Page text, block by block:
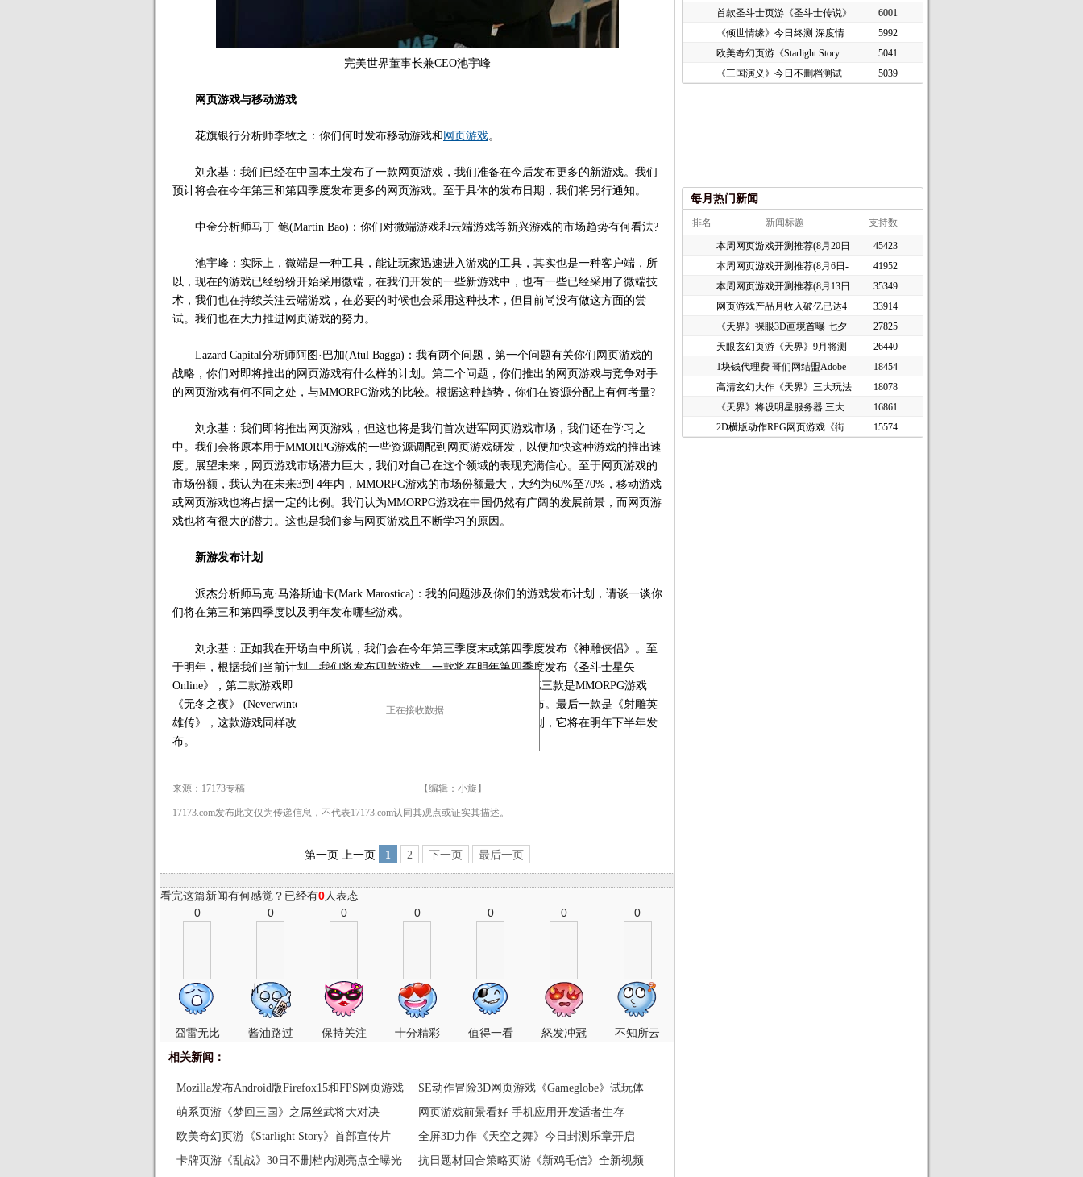
完美世界董事长兼CEO池宇峰
网页游戏与移动游戏
花旗银行分析师李牧之：你们何时发布移动游戏和 网页游戏。
刘永基：我们已经在中国本土发布了一款网页游戏，我们准备在今后发布更多的新游戏。我们
预计将会在今年第三和第四季度发布更多的网页游戏。至于具体的发布日期，我们将另行通知。
中金分析师马丁·鲍(Martin Bao)：你们对微端游戏和云端游戏等新兴游戏的市场趋势有何看法?
池宇峰：实际上，微端是一种工具，能让玩家迅速进入游戏的工具，其实也是一种客户端，所
以，现在的游戏已经纷纷开始采用微端，在我们开发的一些新游戏中，也有一些已经采用了微端技
术，我们也在持续关注云端游戏，在必要的时候也会采用这种技术，但目前尚没有做这方面的尝
试。我们也在大力推进网页游戏的努力。
Lazard Capital分析师阿图·巴加(Atul Bagga)：我有两个问题，第一个问题有关你们网页游戏的
战略，你们对即将推出的网页游戏有什么样的计划。第二个问题，你们推出的网页游戏与竞争对手
的网页游戏有何不同之处，与MMORPG游戏的比较。根据这种趋势，你们在资源分配上有何考量?
刘永基：我们即将推出网页游戏，但这也将是我们首次进军网页游戏市场，我们还在学习之
中。我们会将原本用于MMORPG游戏的一些资源调配到网页游戏研发，以便加快这种游戏的推出速
度。展望未来，网页游戏市场潜力巨大，我们对自己在这个领域的表现充满信心。至于网页游戏的
市场份额，我认为在未来3到 4年内，MMORPG游戏的市场份额最大，大约为60%至70%，移动游戏
或网页游戏也将占据一定的比例。我们认为MMORPG游戏在中国仍然有广阔的发展前景，而网页游
戏也将有很大的潜力。这也是我们参与网页游戏且不断学习的原因。
新游发布计划
派杰分析师马克·马洛斯迪卡(Mark Marostica)：我的问题涉及你们的游戏发布计划，请谈一谈你
们将在第三和第四季度以及明年发布哪些游戏。
刘永基：正如我在开场白中所说，我们会在今年第三季度末或第四季度发布《神雕侠侣》。至
于明年，根据我们当前计划，我们将发布四款游戏。一款将在明年第四季度发布《圣斗士星矢
Online》，第二款游戏即《笑傲江湖》，将在明年第三或第四季度发布。第三款是MMORPG游戏
《无冬之夜》 (Neverwinter)，我们将在明年第二季度发布，首先在美国发布。最后一款是《射雕英
雄传》，这款游戏同样改编自金庸经典武侠巨著之一，根据我们现在的计划，它将在明年下半年发
布。
来源：17173专稿 【编辑：小旋】
17173.com发布此文仅为传递信息，不代表17173.com认同其观点或证实其描述。
第一页 上一页 1 2 下一页 最后一页
看完这篇新闻有何感觉？已经有0人表态
0
囧雷无比
0
酱油路过
0
保持关注
0
十分精彩
0
值得一看
0
怒发冲冠
0
不知所云
正在接收数据...
相关新闻：
Mozilla发布Android版Firefox15和FPS网页游戏
SE动作冒险3D网页游戏《Gameglobe》试玩体
验
萌系页游《梦回三国》之屌丝武将大对决
网页游戏前景看好 手机应用开发适者生存
欧美奇幻页游《Starlight Story》首部宣传片
全屏3D力作《天空之舞》今日封测乐章开启
卡牌页游《乱战》30日不删档内测亮点全曝光
抗日题材回合策略页游《新鸡毛信》全新视频
首款圣斗士页游《圣斗士传说》
6001
《倾世情缘》今日终测 深度情
5992
欧美奇幻页游《Starlight Story
5041
《三国演义》今日不删档测试
5039
每月热门新闻
排名 新闻标题 支持数
本周网页游戏开测推荐(8月20日
45423
本周网页游戏开测推荐(8月6日-
41952
本周网页游戏开测推荐(8月13日
35349
网页游戏产品月收入破亿已达4
33914
《天界》裸眼3D画境首曝 七夕
27825
天眼玄幻页游《天界》9月将测
26440
1块钱代理费 哥们网结盟Adobe
18454
高清玄幻大作《天界》三大玩法
18078
《天界》将设明星服务器 三大
16861
2D横版动作RPG网页游戏《街
15574